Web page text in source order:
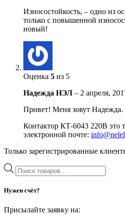
Износостойкость, – одно из
только с повышенной
новый!
Оценка 5 из 5
Надежда НЭЛ – 2 апреля,
Привет! Меня зовут
Контактор КТ-6043 220В это
электронной почте:
Только зарегистрированные
Поиск
товаров
Нужен счёт?
Присылайте заявку на: